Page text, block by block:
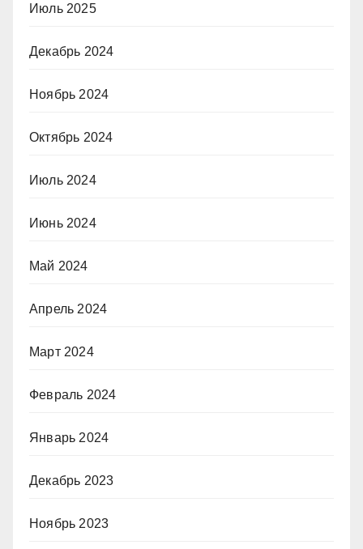
Июль 2025
Декабрь 2024
Ноябрь 2024
Октябрь 2024
Июль 2024
Июнь 2024
Май 2024
Апрель 2024
Март 2024
Февраль 2024
Январь 2024
Декабрь 2023
Ноябрь 2023